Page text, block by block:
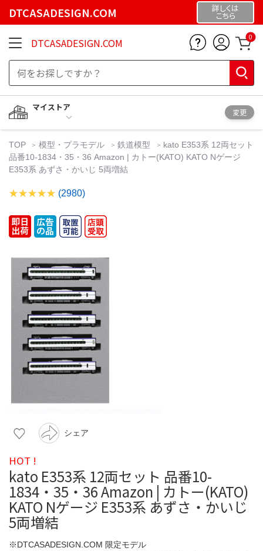
DTCASADESIGN.COM 詳しくは
こちら
DTCASADESIGN.COM 0
マイストア
変更
TOP 模型・プラモデル 鉄道模型
kato E353系 12両セット
品番10-1834・35・36 Amazon | カトー(KATO) KATO Nゲージ
E353系 あずさ・かいじ 5両増結
(2980)
シェア
HOT !
kato E353系 12両セット 品番10-
1834・35・36 Amazon | カトー(KATO)
KATO Nゲージ E353系 あずさ・かいじ
5両増結
※DTCASADESIGN.COM 限定モデル